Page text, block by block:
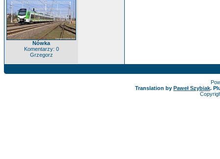
Nówka
Komentarzy: 0
Grzegorz
Translation by Paweł Szybiak.